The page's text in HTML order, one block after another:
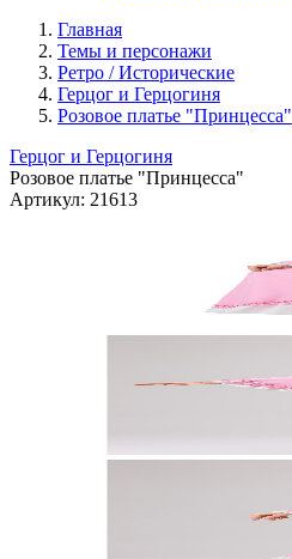
Главная
Темы и персонажи
Ретро / Исторические
Герцог и Герцогиня
Розовое платье "Принцесса"
Герцог и Герцогиня
Розовое платье "Принцесса"
Артикул: 21613